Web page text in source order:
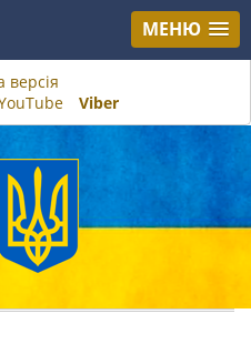
МЕНЮ
версія
Viber